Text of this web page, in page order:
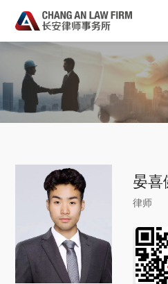
晏喜
律师